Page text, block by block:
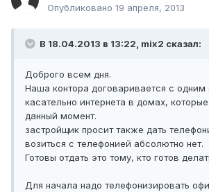
Опубликовано 19 апреля, 2013
В 18.04.2013 в 13:22, mix2 сказал:
Доброго всем дня.
Наша контора договаривается с одним
касательно интернета в домах,
данный момент.
застройщик просит также дать
возиться с телефонией абсолютно нет.
Готовы отдать это тому, кто готов
Для начала надо телефонизировать